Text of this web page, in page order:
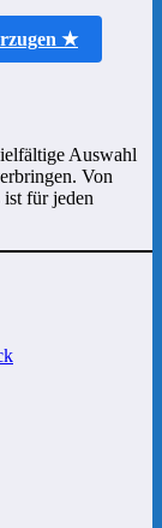
★
Auswahl
Von
für jeden